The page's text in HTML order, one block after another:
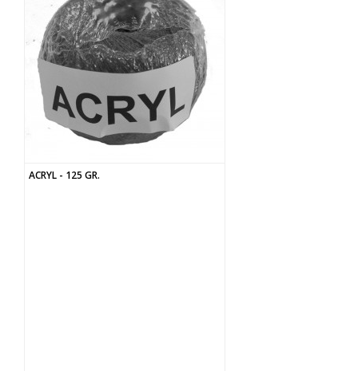
ACRYL - 125 GR.